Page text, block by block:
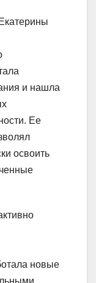
и нашла
Ее
освоить
новые